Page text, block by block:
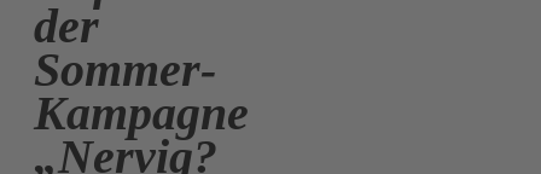
der
Sommer-
Kampagne
„Nervig?